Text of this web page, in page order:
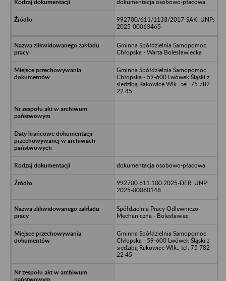
dokumentacja osobowo-płacowa
992700/611/1133/2017-SAK; UNP:
2025-00063465
Gminna Spółdzielnia Samopomoc
Chłopska - Warta Bolesławiecka
Gminna Spółdzielnia Samopomoc
Chłopska - 59-600 Lwówek Śląski z
siedzibą Rakowice Wlk., tel. 75 782
22 45
dokumentacja osobowo-płacowa
992700.611.100.2025-DER; UNP:
2025-00060148
Spółdzielnia Pracy Odlewniczo-
Mechaniczna - Bolesławiec
Gminna Spółdzielnia Samopomoc
Chłopska - 59-600 Lwówek Śląski z
siedzibą Rakowice Wlk., tel. 75 782
22 45